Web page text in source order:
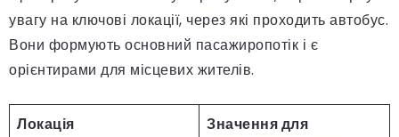
увагу на ключові локації, через які проходить автобус.
Вони формують основний пасажиропотік і є
орієнтирами для місцевих жителів.
Локація
Значення для